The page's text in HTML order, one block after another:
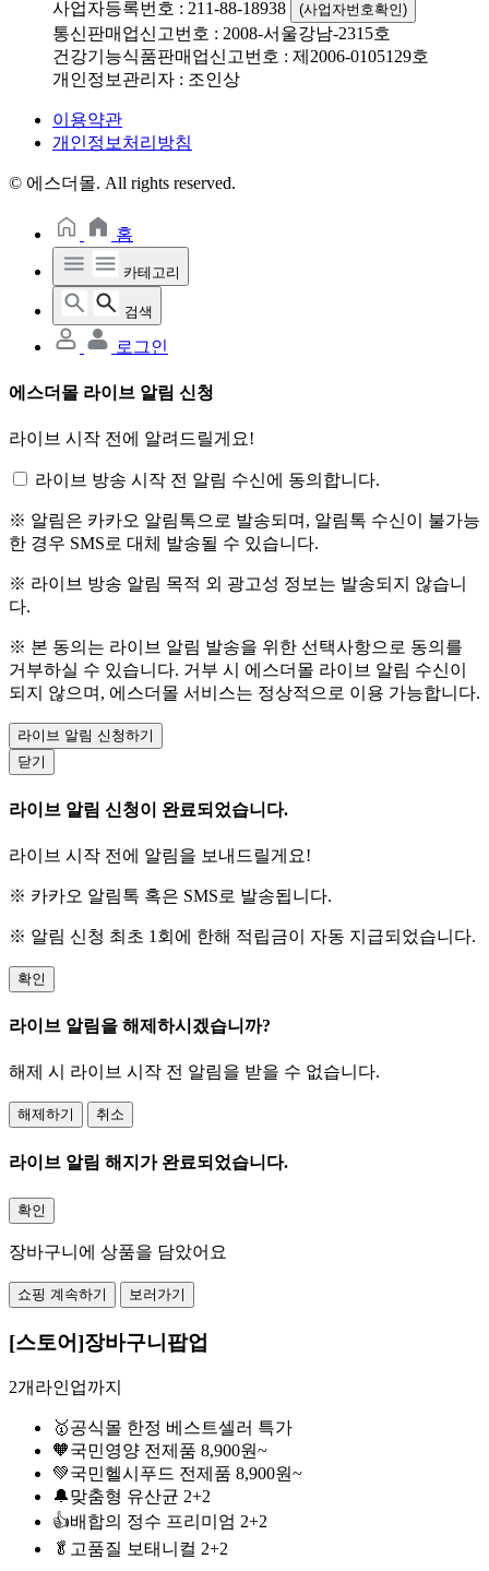
사업자등록번호 : 211-88-18938
(사업자번호확인)
통신판매업신고번호 : 2008-서울강남-2315호
건강기능식품판매업신고번호 : 제2006-0105129호
개인정보관리자 : 조인상
이용약관
개인정보처리방침
© 에스더몰. All rights reserved.
홈
카테고리
검색
로그인
에스더몰 라이브 알림 신청
라이브 시작 전에 알려드릴게요!
라이브 방송 시작 전 알림 수신에 동의합니다.
※ 알림은 카카오 알림톡으로 발송되며, 알림톡 수신이 불가능
한 경우 SMS로 대체 발송될 수 있습니다.
※ 라이브 방송 알림 목적 외 광고성 정보는 발송되지 않습니
다.
※ 본 동의는 라이브 알림 발송을 위한 선택사항으로 동의를
거부하실 수 있습니다. 거부 시 에스더몰 라이브 알림 수신이
되지 않으며, 에스더몰 서비스는 정상적으로 이용 가능합니다.
라이브 알림 신청하기
닫기
라이브 알림 신청이 완료되었습니다.
라이브 시작 전에 알림을 보내드릴게요!
※ 카카오 알림톡 혹은 SMS로 발송됩니다.
※ 알림 신청 최초 1회에 한해 적립금이 자동 지급되었습니다.
확인
라이브 알림을 해제하시겠습니까?
해제 시 라이브 시작 전 알림을 받을 수 없습니다.
해제하기 취소
라이브 알림 해지가 완료되었습니다.
확인
장바구니에 상품을 담았어요
쇼핑 계속하기 보러가기
[스토어]장바구니팝업
2개라인업까지
🥇공식몰 한정 베스트셀러 특가
🧡국민영양 전제품 8,900원~
💚국민헬시푸드 전제품 8,900원~
🔔맞춤형 유산균 2+2
👍배합의 정수 프리미엄 2+2
🥬고품질 보태니컬 2+2